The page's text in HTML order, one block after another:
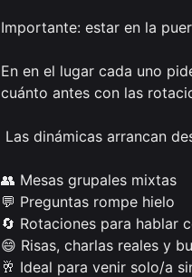
Importante: estar en la
En en el lugar cada uno
cuánto antes con las
👥 Mesas grupales mixtas
💬 Preguntas rompe hielo
🔄 Rotaciones para hablar
😄 Risas, charlas reales y
🥂 Ideal para venir solo/a